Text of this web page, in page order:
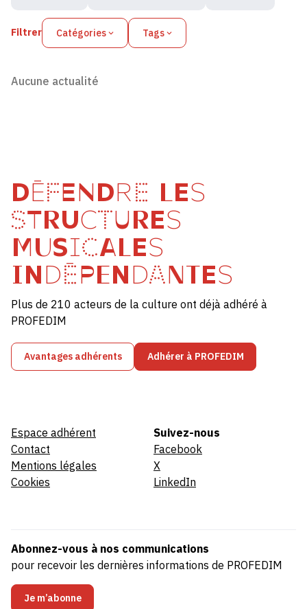
Filtrer Catégories Tags
Aucune actualité
DÉFENDRE LES
STRUCTURES
MUSICALES
INDÉPENDANTES
Plus de 210 acteurs de la culture ont déjà adhéré à
PROFEDIM
Avantages adhérents Adhérer à PROFEDIM
Espace adhérent
Contact
Mentions légales
Cookies
Suivez-nous
Facebook
X
LinkedIn
Abonnez-vous à nos communications
pour recevoir les dernières informations de PROFEDIM
Je m’abonne